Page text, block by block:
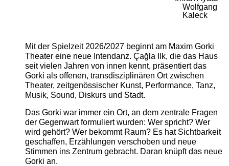
Wolfgang
Kaleck
Mit der Spielzeit 2026/2027 beginnt am Maxim Gorki
Theater eine neue Intendanz. Çağla Ilk, die das Haus
seit vielen Jahren von innen kennt, präsentiert das
Gorki als offenen, transdisziplinären Ort zwischen
Theater, zeitgenössischer Kunst, Performance, Tanz,
Musik, Sound, Diskurs und Stadt.
Das Gorki war immer ein Ort, an dem zentrale Fragen
der Gegenwart formuliert wurden: Wer spricht? Wer
wird gehört? Wer bekommt Raum? Es hat Sichtbarkeit
geschaffen, Erzählungen verschoben und neue
Stimmen ins Zentrum gebracht. Daran knüpft das neue
Gorki an.